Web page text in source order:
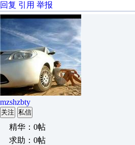
回复 引用 举报
mzshzbty
关注 私信
精华：0帖
求助：0帖